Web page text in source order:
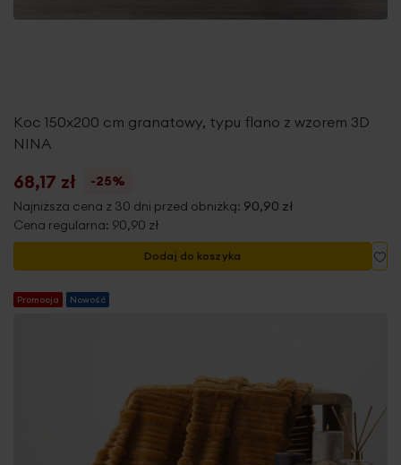
Koc 150x200 cm granatowy, typu flano z wzorem 3D
NINA
68,17 zł
-25%
Najniższa cena z 30 dni przed obniżką: 90,90 zł
Cena regularna: 90,90 zł
Dodaj do koszyka
Promocja Nowość